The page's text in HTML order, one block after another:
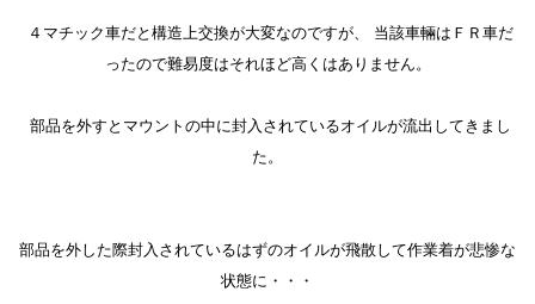
４マチック車だと構造上交換が大変なのですが、 当該車輛はＦＲ車だ
ったので難易度はそれほど高くはありません。
部品を外すとマウントの中に封入されているオイルが流出してきまし
た。
部品を外した際封入されているはずのオイルが飛散して作業着が悲惨な
状態に・・・